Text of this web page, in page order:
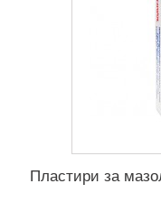
Пластири за